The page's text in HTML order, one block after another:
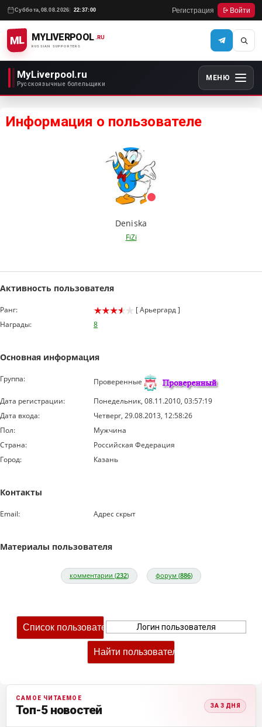
Суббота, 08.08.2026 22:37:00 Регистрация Войти
ML MYLIVERPOOL
RUSSIAN SUPPORTERS
.RU
MyLiverpool.ru
Русскоязычные болельщики
МЕНЮ
Информация о пользователе
Deniska
FiZi
Активность пользователя
Ранг:
[ Арьергард ]
Награды:
8
Основная информация
Группа:
Проверенные
Дата регистрации:
Понедельник, 08.11.2010, 03:57:19
Дата входа:
Четверг, 29.08.2013, 12:58:26
Пол:
Мужчина
Страна:
Российская Федерация
Город:
Казань
Контакты
Email: Адрес скрыт
Материалы пользователя
комментарии (232) форум (886)
САМОЕ ЧИТАЕМОЕ
Топ-5 новостей ЗА 3 ДНЯ